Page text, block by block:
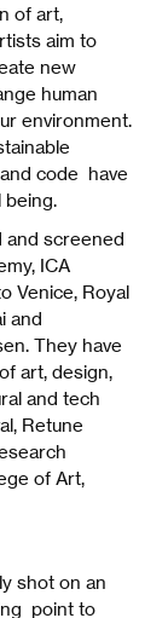
of art,
aim to
new
human
environment.
code have
being.
and screened
ICA
Venice, Royal
and
They have
art, design,
and tech
Retune
of Art,
shot on an
point to